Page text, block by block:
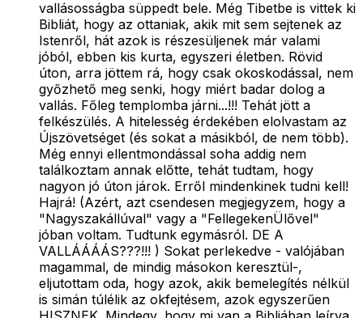
vallásosságba süppedt bele. Még Tibetbe is vittek ki
Bibliát, hogy az ottaniak, akik mit sem sejtenek az
Istenről, hát azok is részesüljenek már valami
jóból, ebben kis kurta, egyszeri életben. Rövid
úton, arra jöttem rá, hogy csak okoskodással, nem
győzhető meg senki, hogy miért badar dolog a
vallás. Főleg templomba járni...!!! Tehát jött a
felkészülés. A hitelesség érdekében elolvastam az
Újszövetséget (és sokat a másikból, de nem több).
Még ennyi ellentmondással soha addig nem
találkoztam annak előtte, tehát tudtam, hogy
nagyon jó úton járok. Erről mindenkinek tudni kell!
Hajrá! (Azért, azt csendesen megjegyzem, hogy a
"Nagyszakállúval" vagy a "FellegekenÜlővel"
jóban voltam. Tudtunk egymásról. DE A
VALLÁÁÁÁS???!!! ) Sokat perlekedve - valójában
magammal, de mindig másokon keresztül-,
eljutottam oda, hogy azok, akik bemelegítés nélkül
is simán túlélik az okfejtésem, azok egyszerűen